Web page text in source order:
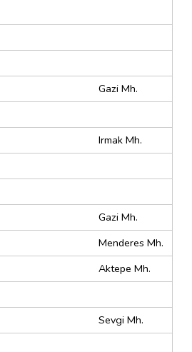
Gazi Mh.
Irmak Mh.
Gazi Mh.
Menderes Mh.
Aktepe Mh.
Sevgi Mh.